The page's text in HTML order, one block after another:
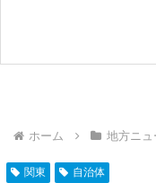
ホーム 地方ニュ
関東 自治体